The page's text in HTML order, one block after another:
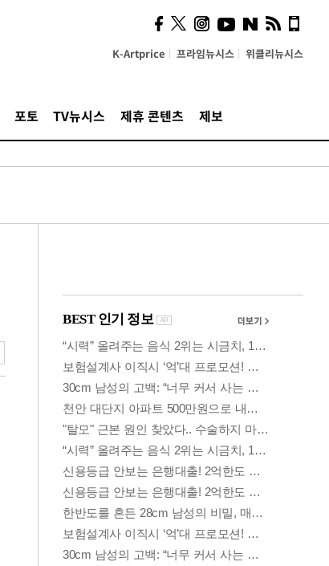
K-Artprice 프라임뉴시스 위클리뉴시스
포토 TV뉴시스 제휴 콘텐츠 제보
시, 스마트폰 액세서리에
NFC 더했다